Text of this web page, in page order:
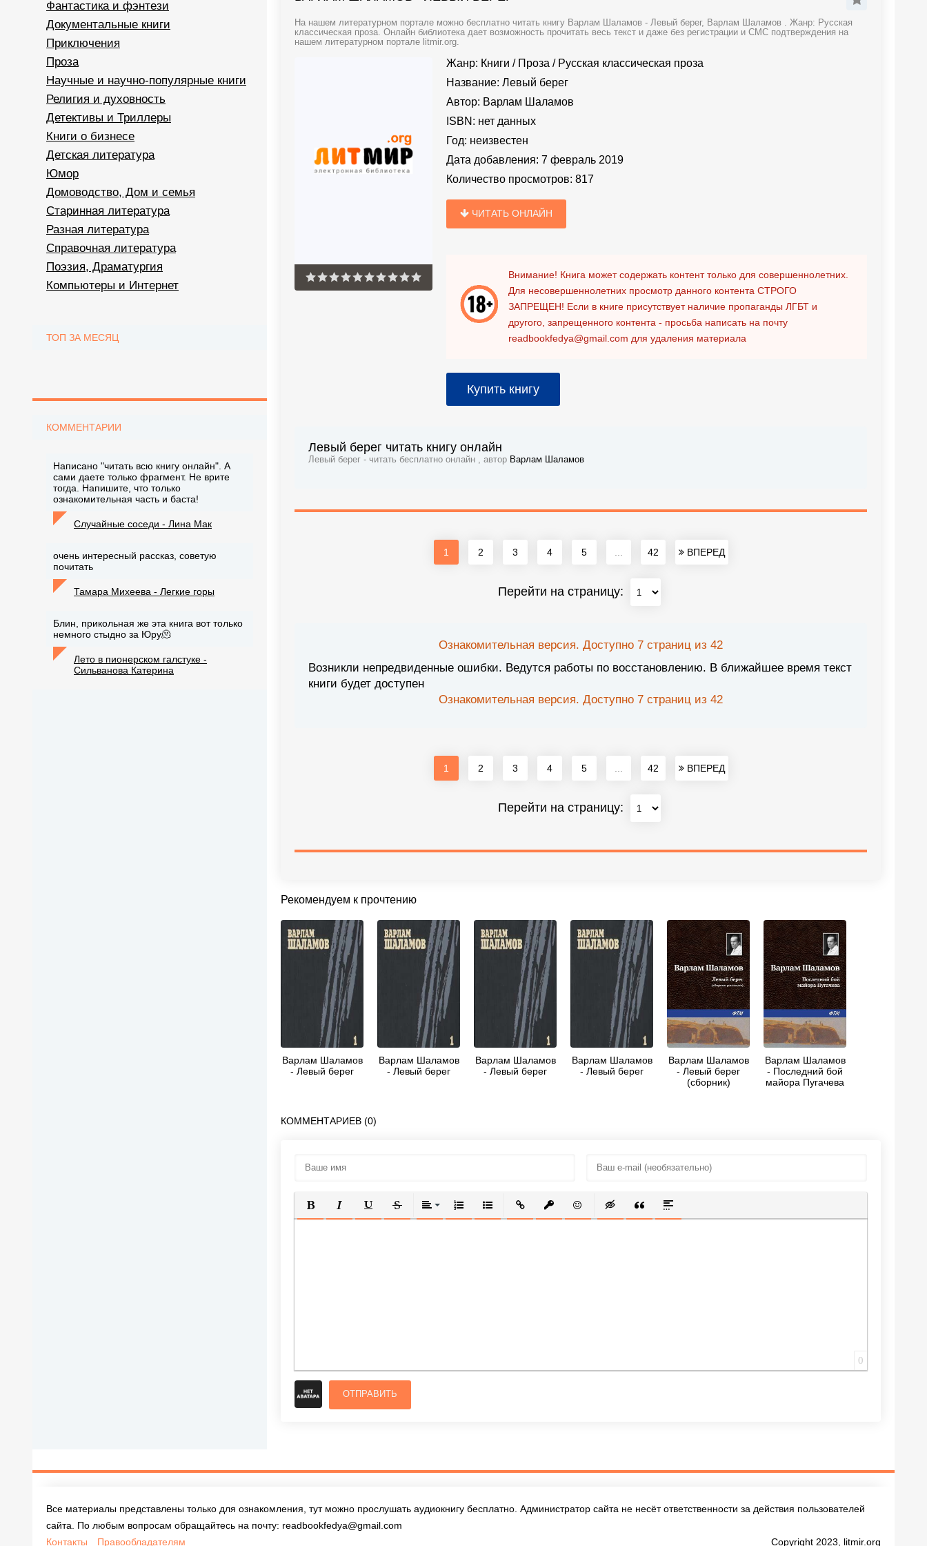
На нашем литературном портале можно бесплатно читать книгу Варлам Шаламов - Левый берег, Варлам Шаламов . Жанр: Русская
классическая проза. Онлайн библиотека дает возможность прочитать весь текст и даже без регистрации и СМС подтверждения на
нашем литературном портале litmir.org.
Жанр: Книги / Проза / Русская классическая проза
Название: Левый берег
Автор: Варлам Шаламов
ISBN: нет данных
Год: неизвестен
Дата добавления: 7 февраль 2019
Количество просмотров: 817
ЧИТАТЬ ОНЛАЙН
Внимание! Книга может содержать контент только для совершеннолетних.
Для несовершеннолетних просмотр данного контента СТРОГО
ЗАПРЕЩЕН! Если в книге присутствует наличие пропаганды ЛГБТ и
другого, запрещенного контента - просьба написать на почту
readbookfedya@gmail.com для удаления материала
Купить книгу
Левый берег читать книгу онлайн
Левый берег - читать бесплатно онлайн , автор Варлам Шаламов
1 2 3 4 5 42 ВПЕРЕД
Перейти на страницу:
Ознакомительная версия. Доступно 7 страниц из 42
Возникли непредвиденные ошибки. Ведутся работы по восстановлению. В ближайшее время текст
книги будет доступен
Ознакомительная версия. Доступно 7 страниц из 42
1 2 3 4 5 42 ВПЕРЕД
Перейти на страницу:
Рекомендуем к прочтению
Варлам Шаламов
- Левый берег
Варлам Шаламов
- Левый берег
Варлам Шаламов
- Левый берег
Варлам Шаламов
- Левый берег
Варлам Шаламов
- Левый берег
(сборник)
Варлам Шаламов
- Последний бой
майора Пугачева
КОММЕНТАРИЕВ (0)
ПОЛУЖИРНЫЙ
КУРСИВПОДЧЕРКНУТЫЙ
ЗАЧЕРКНУТЫЙВЫРАВНИВАНИЕ
НУМЕРОВАННЫЙ СПИСОК
МАРКИРОВАННЫЙ СПИСОК
ВСТАВИТЬ ССЫЛКУ
ВСТАВИТЬ ЗАЩИЩЕННУЮ ССЫЛКУ
ВСТАВИТЬ СМАЙЛИК
ВСТАВКА СКРЫТОГО ТЕКСТА
ВСТАВКА ЦИТАТЫ
ВСТАВКА СПОЙЛЕРА
0
ОТПРАВИТЬ
Фантастика и фэнтези
Документальные книги
Приключения
Проза
Научные и научно-популярные книги
Религия и духовность
Детективы и Триллеры
Книги о бизнесе
Детская литература
Юмор
Домоводство, Дом и семья
Старинная литература
Разная литература
Справочная литература
Поэзия, Драматургия
Компьютеры и Интернет
ТОП ЗА МЕСЯЦ
КОММЕНТАРИИ
Написано "читать всю книгу онлайн". А
сами даете только фрагмент. Не врите
тогда. Напишите, что только
ознакомительная часть и баста!
Случайные соседи - Лина Мак
очень интересный рассказ, советую
почитать
Тамара Михеева - Легкие горы
Блин, прикольная же эта книга вот только
немного стыдно за Юру🫠
Лето в пионерском галстуке -
Сильванова Катерина
Все материалы представлены только для ознакомления, тут можно прослушать аудиокнигу бесплатно. Администратор сайта не несёт ответственности за действия пользователей
сайта. По любым вопросам обращайтесь на почту: readbookfedya@gmail.com
Контакты
Правообладателям Copyright 2023, litmir.org